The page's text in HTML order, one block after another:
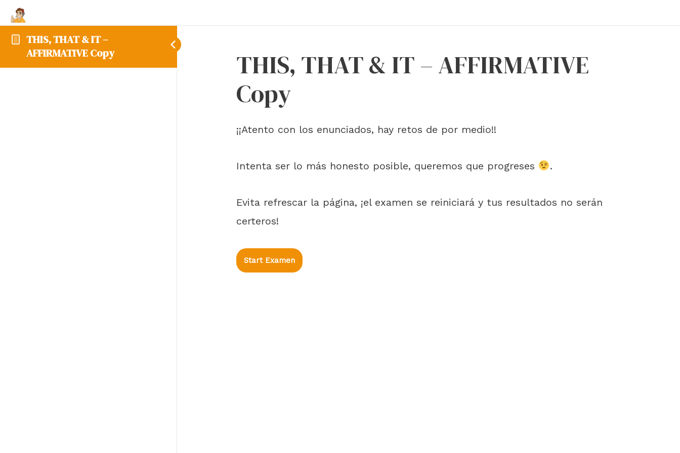
THIS, THAT & IT –
AFFIRMATIVE Copy
THIS, THAT & IT – AFFIRMATIVE
Copy
¡¡Atento con los enunciados, hay retos de por medio!!
Intenta ser lo más honesto posible, queremos que progreses .
Evita refrescar la página, ¡el examen se reiniciará y tus resultados no serán
certeros!